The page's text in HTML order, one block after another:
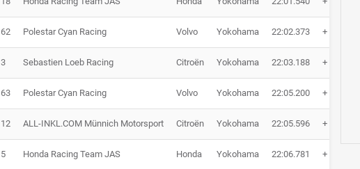
62 Polestar Cyan Racing Volvo Yokohama 22:02.373 + 1.632
3 Sebastien Loeb Racing Citroën Yokohama 22:03.188 + 2.447
63 Polestar Cyan Racing Volvo Yokohama 22:05.200 + 4.459
12 ALL-INKL.COM Münnich Motorsport Citroën Yokohama 22:05.596 + 4.855
5 Honda Racing Team JAS Honda Yokohama 22:06.781 + 6.040